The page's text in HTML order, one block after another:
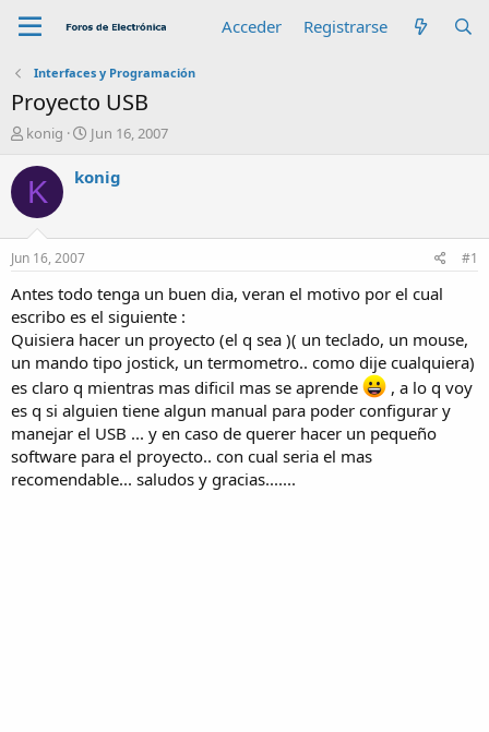
Acceder Registrarse
Interfaces y Programación
Proyecto USB
A
t
o
r
konig
F
c
n
c
i
o
Jun 16, 2007
K konig
Jun 16, 2007 #1
Antes todo tenga un buen dia, veran el motivo por el cual
escribo es el siguiente :
Quisiera hacer un proyecto (el q sea )( un teclado, un mouse,
un mando tipo jostick, un termometro.. como dije cualquiera)
es claro q mientras mas dificil mas se aprende
, a lo q voy
es q si alguien tiene algun manual para poder configurar y
manejar el USB ... y en caso de querer hacer un pequeño
software para el proyecto.. con cual seria el mas
recomendable... saludos y gracias.......